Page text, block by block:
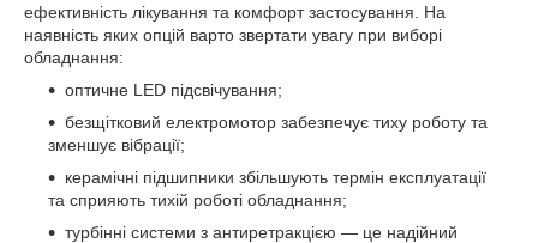
ефективність лікування та комфорт застосування. На
наявність яких опцій варто звертати увагу при виборі
обладнання:
оптичне LED підсвічування;
безщітковий електромотор забезпечує тиху роботу та
зменшує вібрації;
керамічні підшипники збільшують термін експлуатації
та сприяють тихій роботі обладнання;
турбінні системи з антиретракцією — це надійний